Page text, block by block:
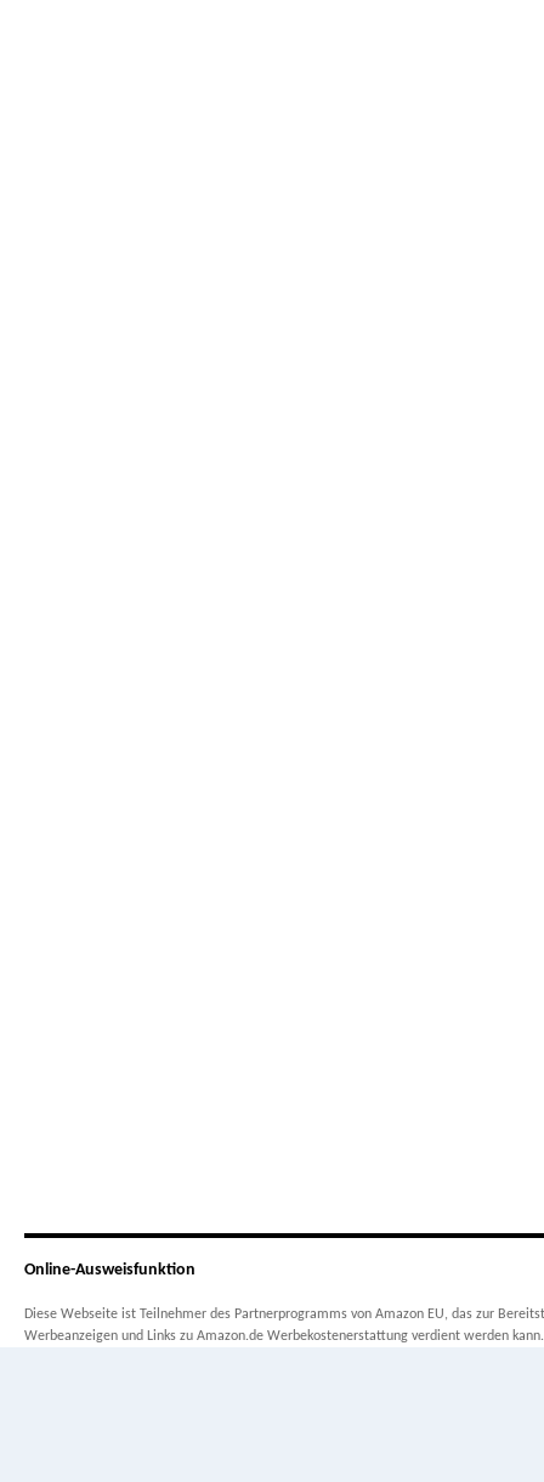
Online-Ausweisfunktion
Diese Webseite ist Teilnehmer des Partnerprogramms von Amazon EU, das zur
Werbeanzeigen und Links zu Amazon.de Werbekostenerstattung verdient werden kann.